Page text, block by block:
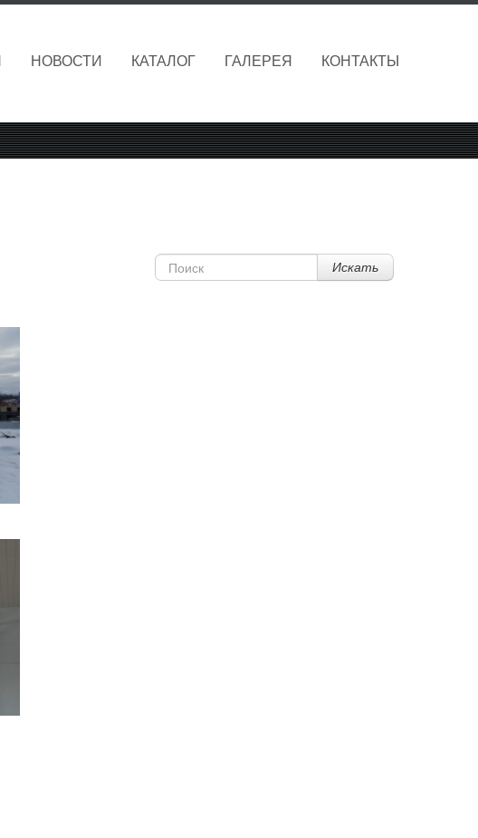
НОВОСТИ КАТАЛОГ ГАЛЕРЕЯ КОНТАКТЫ
Искать